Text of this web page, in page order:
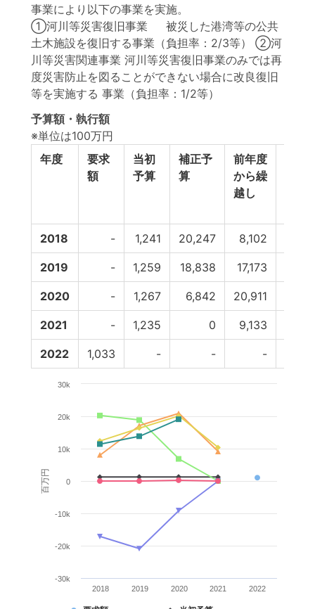
事業により以下の事業を実施。
①河川等災害復旧事業 被災した港湾等の公共
土木施設を復旧する事業（負担率：2/3等） ②河
川等災害関連事業 河川等災害復旧事業のみでは再
度災害防止を図ることができない場合に改良復旧
等を実施する 事業（負担率：1/2等）
予算額・執行額
※単位は100万円
年度
要求
額
当初
予算
補正予
算
前年度
から繰
越し
2018 - 1,241 20,247 8,102
2019 - 1,259 18,838 17,173
2020 - 1,267 6,842 20,911
2021 - 1,235 0 9,133
2022 1,033 - - -
百万円
2018 2019 2020 2021 2022
-30k
-20k
-10k
0
10k
20k
30k